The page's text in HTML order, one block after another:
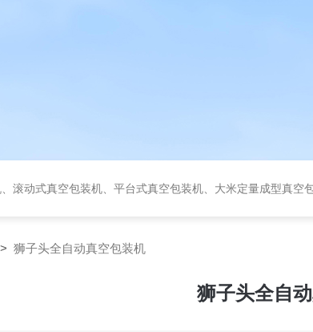
包装机、平台式真空包装机、大米定量成型真空包装机、果蔬清洗机、风干机、巴氏灭菌机
> 狮子头全自动真空包装机
狮子头全自